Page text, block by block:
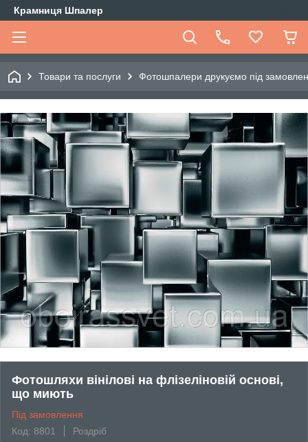
Крамниця Шпалер
Товари та послуги Фотошпалери друкуємо під
Фотошляхи вінілові на флізеліновій основі,
що миють
Під замовлення
Код: 8801
Роздріб